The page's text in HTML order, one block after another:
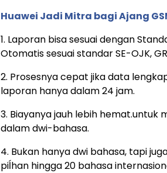
Huawei Jadi Mitra bagi Ajang
1. Laporan bisa sesuai dengan
Otomatis sesuai standar SE-OJK,
2. Prosesnya cepat jika data
laporan hanya dalam 24 jam.
3. Biayanya jauh lebih
dalam dwi-bahasa.
4. Bukan hanya dwi bahasa, tapi
piĺhan hingga 20 bahasa